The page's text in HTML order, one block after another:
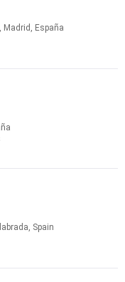
Madrid, España
Spain